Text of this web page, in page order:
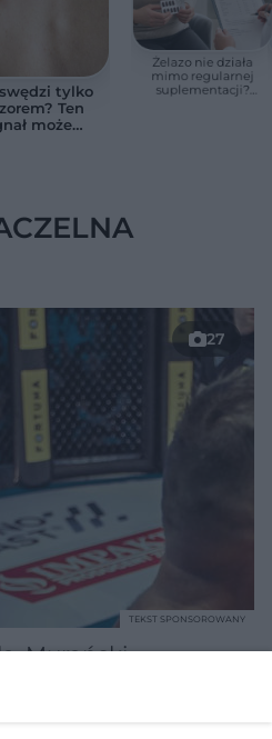
tylko
Ten
może
Żelazo nie działa
mimo regularnej
suplementacji?
27
Murański,
jednej gali!
TEKST SPONSOROWANY